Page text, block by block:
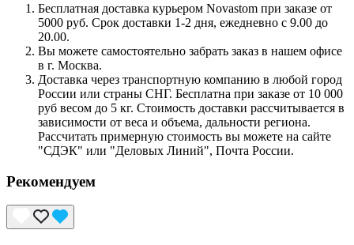
Бесплатная доставка курьером Novastom при заказе от
5000 руб. Срок доставки 1-2 дня, ежедневно с 9.00 до
20.00.
Вы можете самостоятельно забрать заказ в нашем офисе
в г. Москва.
Доставка через транспортную компанию в любой город
России или страны СНГ. Бесплатна при заказе от 10 000
руб весом до 5 кг. Стоимость доставки рассчитывается в
зависимости от веса и объема, дальности региона.
Рассчитать примерную стоимость вы можете на сайте
"СДЭК" или "Деловых Линий", Почта России.
Рекомендуем